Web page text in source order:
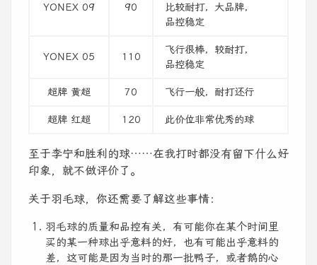
YONEX 09 90
比较耐打，大品牌，
品控稳定
YONEX 05 110
飞行很棒，较耐打，
品控稳定
超牌 黄超 70 飞行一般，耐打还行
超牌 红超 120 此价位非常优秀的球
至于李宁和胜利的球……在我打时都没有留下什么好
印象，就不做评价了。
关于羽毛球，你还需要了解这些事情：
羽毛球的质量和品控有关，有可能你在某个时间里
买的某一种球出乎意料的好，也有可能出乎意料的
差，这可能是因为当时的那一批鸭子，或者鹅的心